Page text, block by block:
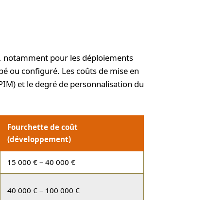
notamment pour les déploiements
ou configuré. Les coûts de mise en
et le degré de personnalisation du
Fourchette de coût
(développement)
15 000 € – 40 000 €
40 000 € – 100 000 €